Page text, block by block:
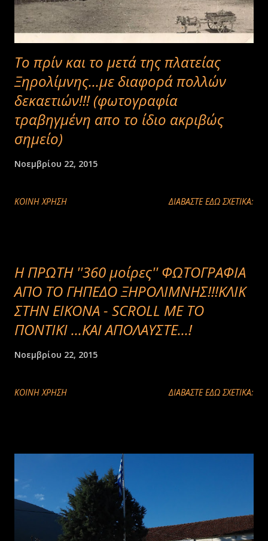
Το πρίν και το μετά της πλατείας
Ξηρολίμνης...με διαφορά πολλών
δεκαετιών!!! (φωτογραφία
τραβηγμένη απο το ίδιο ακριβώς
σημείο)
Νοεμβρίου 22, 2015
ΚΟΙΝΉ ΧΡΉΣΗ ΔΙΑΒΑΣΤΕ ΕΔΩ ΣΧΕΤΙΚΑ:
H ΠΡΩΤΗ ''360 μοίρες'' ΦΩΤΟΓΡΑΦΙΑ
ΑΠΟ ΤΟ ΓΗΠΕΔΟ ΞΗΡΟΛΙΜΝΗΣ!!!ΚΛΙΚ
ΣΤΗΝ ΕΙΚΟΝΑ - SCROLL ME TO
ΠΟΝΤΙΚΙ ...ΚΑΙ ΑΠΟΛΑΥΣΤΕ...!
Νοεμβρίου 22, 2015
ΚΟΙΝΉ ΧΡΉΣΗ ΔΙΑΒΑΣΤΕ ΕΔΩ ΣΧΕΤΙΚΑ: